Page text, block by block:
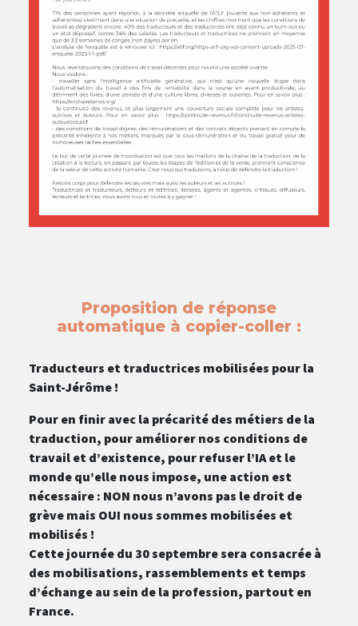
Proposition de réponse
automatique à copier-coller :
Traducteurs et traductrices mobilisées pour la
Saint-Jérôme !
Pour en finir avec la précarité des métiers de la
traduction, pour améliorer nos conditions de
travail et d’existence, pour refuser l’IA et le
monde qu’elle nous impose, une action est
nécessaire : NON nous n’avons pas le droit de
grève mais OUI nous sommes mobilisées et
mobilisés !
Cette journée du 30 septembre sera consacrée à
des mobilisations, rassemblements et temps
d’échange au sein de la profession, partout en
France.